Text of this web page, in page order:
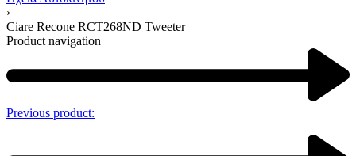
›
Ciare Recone RCT268ND Tweeter
Product navigation
Previous product: